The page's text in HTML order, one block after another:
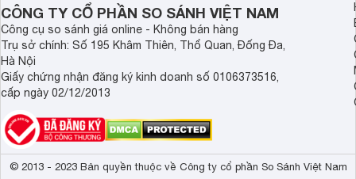
CÔNG TY CỔ PHẦN SO SÁNH VIỆT NAM
Công cụ so sánh giá online - Không bán hàng
Trụ sở chính: Số 195 Khâm Thiên, Thổ Quan, Đống Đa,
Hà Nội
Giấy chứng nhận đăng ký kinh doanh số 0106373516,
cấp ngày 02/12/2013
© 2013 - 2023 Bản quyền thuộc về Công ty cổ phần So Sánh Việt Nam